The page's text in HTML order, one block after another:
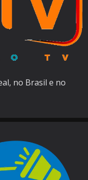
no Brasil e no